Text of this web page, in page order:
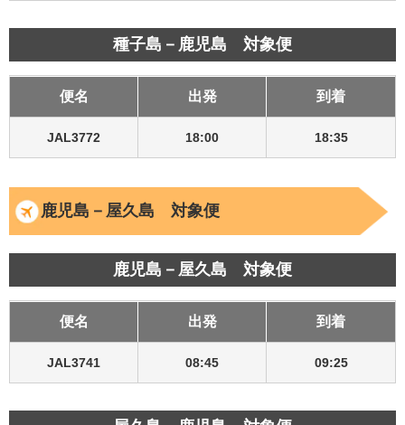
種子島－鹿児島 対象便
便名 出発 到着
JAL3772 18:00 18:35
鹿児島－屋久島 対象便
鹿児島－屋久島 対象便
便名 出発 到着
JAL3741 08:45 09:25